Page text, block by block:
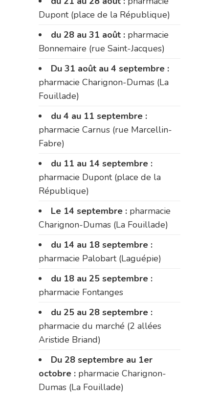
Dupont (place de la République)
du 28 au 31 août : pharmacie
Bonnemaire (rue Saint-Jacques)
Du 31 août au 4 septembre :
pharmacie Charignon-Dumas (La
Fouillade)
du 4 au 11 septembre :
pharmacie Carnus (rue Marcellin-
Fabre)
du 11 au 14 septembre :
pharmacie Dupont (place de la
République)
Le 14 septembre : pharmacie
Charignon-Dumas (La Fouillade)
du 14 au 18 septembre :
pharmacie Palobart (Laguépie)
du 18 au 25 septembre :
pharmacie Fontanges
du 25 au 28 septembre :
pharmacie du marché (2 allées
Aristide Briand)
Du 28 septembre au 1er
octobre : pharmacie Charignon-
Dumas (La Fouillade)